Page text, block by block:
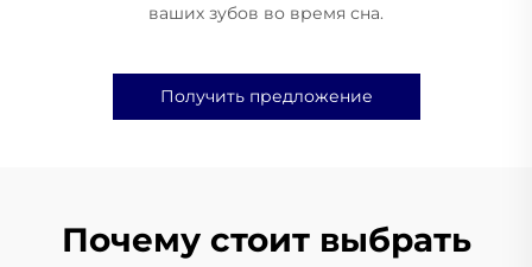
ваших зубов во время сна.
Получить предложение
Почему стоит выбрать